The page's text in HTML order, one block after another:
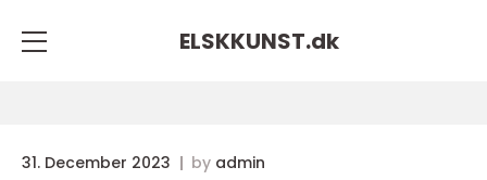
ELSKKUNST.dk
31. December 2023 by admin